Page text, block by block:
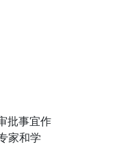
批事宜作
家和学